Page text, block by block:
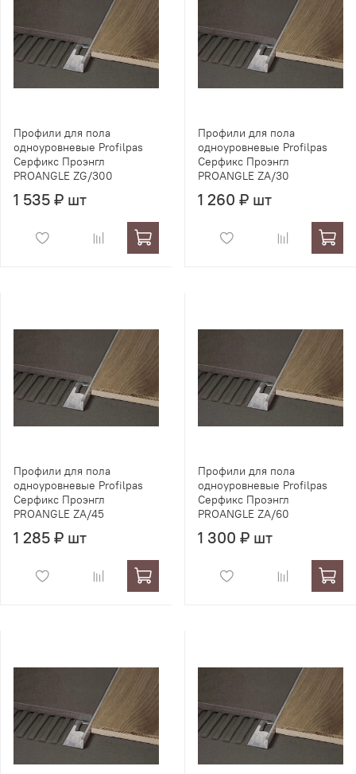
Профили для пола
одноуровневые Profilpas
Серфикс Проэнгл
PROANGLE ZG/300
1 535 ₽ шт
Профили для пола
одноуровневые Profilpas
Серфикс Проэнгл
PROANGLE ZA/30
1 260 ₽ шт
Профили для пола
одноуровневые Profilpas
Серфикс Проэнгл
PROANGLE ZA/45
1 285 ₽ шт
Профили для пола
одноуровневые Profilpas
Серфикс Проэнгл
PROANGLE ZA/60
1 300 ₽ шт